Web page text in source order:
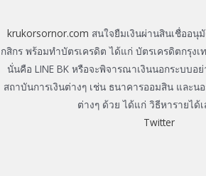
krukorsornor.com สนใจยืมเงินผ่านสินเชื่ออนุ
กสิกร พร้อมทำบัตรเครดิต ได้แก่ บัตรเครดิตกรุง
นั่นคือ LINE BK หรือจะพิจารณาเงินนอกระบบอ
สถาบันการเงินต่างๆ เช่น ธนาคารออมสิน และน
ต่างๆ ด้วย ได้แก่ วิธีหารายได้
Twitter